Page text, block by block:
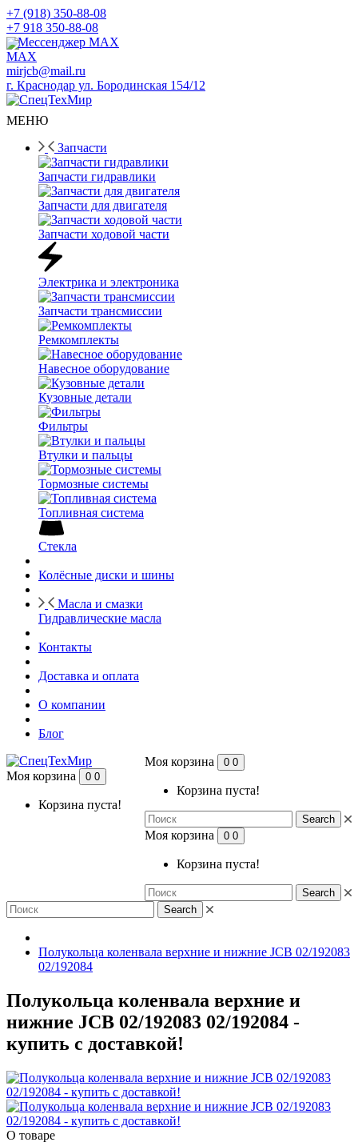
+7 (918) 350-88-08
+7 918 350-88-08
Мессенджер MAX
mirjcb@mail.ru
г. Краснодар ул. Бородинская 154/12
МЕНЮ
Запчасти
Запчасти гидравлики
Запчасти для двигателя
Запчасти ходовой части
Электрика и электроника
Запчасти трансмиссии
Ремкомплекты
Навесное оборудование
Кузовные детали
Фильтры
Втулки и пальцы
Тормозные системы
Топливная система
Стекла
Колёсные диски и шины
Масла и смазки
Гидравлические масла
Контакты
Доставка и оплата
О компании
Блог
Моя корзина 0 0
Корзина пуста!
Search
Моя корзина 0 0
Корзина пуста!
Search
Моя корзина 0 0
Корзина пуста!
Search
Полукольца коленвала верхние и нижние JCB 02/192083
02/192084
Полукольца коленвала верхние и
нижние JCB 02/192083 02/192084 -
купить с доставкой!
О товаре